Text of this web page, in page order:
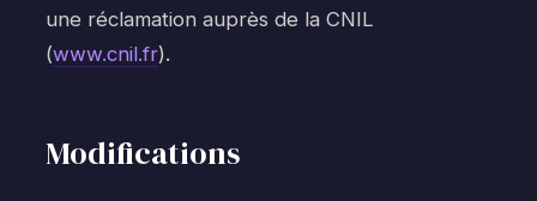
une réclamation auprès de la CNIL
(www.cnil.fr).
Modifications